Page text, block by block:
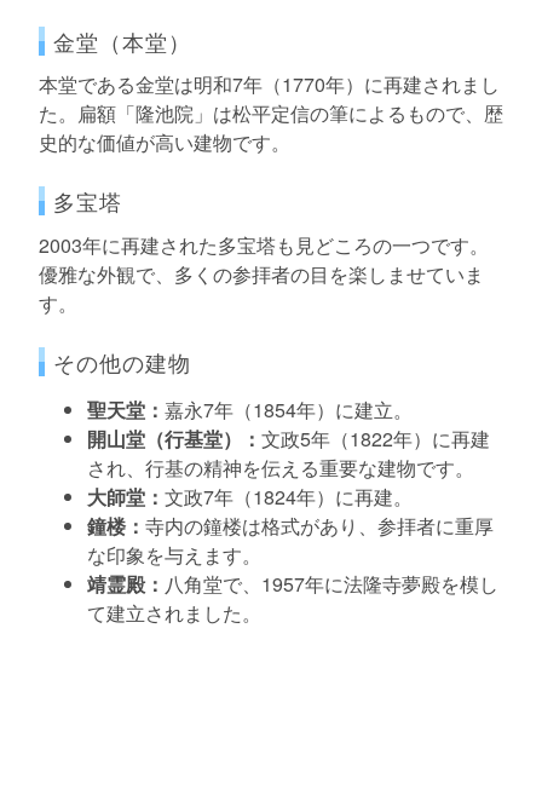
金堂（本堂）
本堂である金堂は明和7年（1770年）に再建されまし
た。扁額「隆池院」は松平定信の筆によるもので、歴
史的な価値が高い建物です。
多宝塔
2003年に再建された多宝塔も見どころの一つです。
優雅な外観で、多くの参拝者の目を楽しませていま
す。
その他の建物
聖天堂： 嘉永7年（1854年）に建立。
開山堂（行基堂）： 文政5年（1822年）に再建
され、行基の精神を伝える重要な建物です。
大師堂： 文政7年（1824年）に再建。
鐘楼： 寺内の鐘楼は格式があり、参拝者に重厚
な印象を与えます。
靖霊殿： 八角堂で、1957年に法隆寺夢殿を模し
て建立されました。